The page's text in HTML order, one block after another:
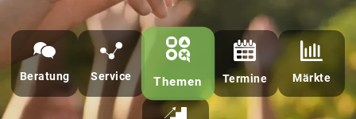
Beratung Service Themen Termine Märkte